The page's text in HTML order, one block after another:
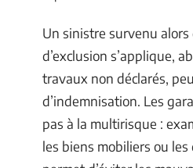
Un sinistre survenu alors
d’exclusion s’applique,
travaux non déclarés,
d’indemnisation. Les
pas à la multirisque :
les biens mobiliers ou